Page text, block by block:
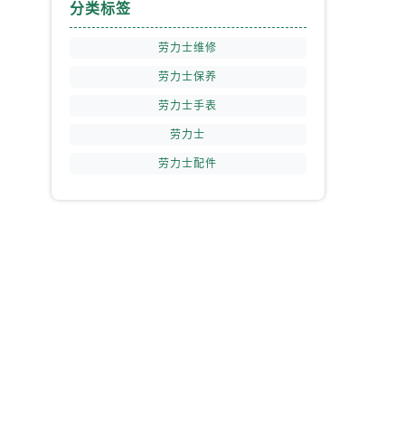
分类标签
劳力士维修
劳力士保养
劳力士手表
劳力士
劳力士配件